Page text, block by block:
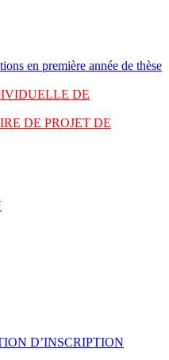
en première année de thèse
DE
DE PROJET DE
D’INSCRIPTION